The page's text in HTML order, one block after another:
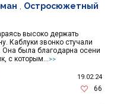
высоко держать
Каблуки звонко стучали
Она была благодарна осени
с которым...
>>
Остросюжетный
19.02.24
66